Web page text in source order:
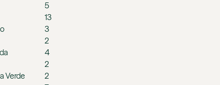
5
13
3
2
4
2
Verde
2